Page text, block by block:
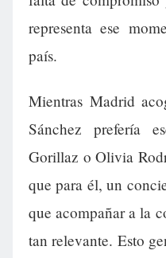
representa ese
país.
Mientras Madrid
Sánchez prefería
Gorillaz o Olivia
que para él, un
que acompañar a la
tan relevante. Esto